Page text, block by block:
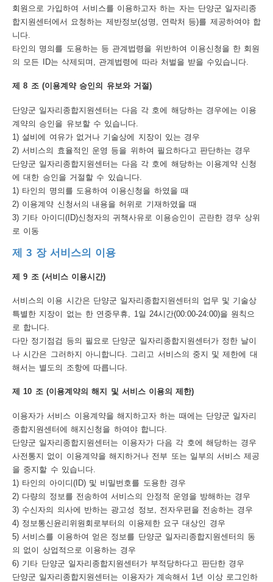
회원으로 가입하여 서비스를 이용하고자 하는 자는 단양군 일자리종
합지원센터에서 요청하는 제반정보(성명, 연락처 등)를 제공하여야 합
니다.
타인의 명의를 도용하는 등 관계법령을 위반하여 이용신청을 한 회원
의 모든 ID는 삭제되며, 관계법령에 따라 처벌을 받을 수있습니다.
제 8 조 (이용계약 승인의 유보와 거절)
단양군 일자리종합지원센터는 다음 각 호에 해당하는 경우에는 이용
계약의 승인을 유보할 수 있습니다.
1) 설비에 여유가 없거나 기술상에 지장이 있는 경우
2) 서비스의 효율적인 운영 등을 위하여 필요하다고 판단하는 경우
단양군 일자리종합지원센터는 다음 각 호에 해당하는 이용계약 신청
에 대한 승인을 거절할 수 있습니다.
1) 타인의 명의를 도용하여 이용신청을 하였을 때
2) 이용계약 신청서의 내용을 허위로 기재하였을 때
3) 기타 아이디(ID)신청자의 귀책사유로 이용승인이 곤란한 경우 상위
로 이동
제 3 장 서비스의 이용
제 9 조 (서비스 이용시간)
서비스의 이용 시간은 단양군 일자리종합지원센터의 업무 및 기술상
특별한 지장이 없는 한 연중무휴, 1일 24시간(00:00-24:00)을 원칙으
로 합니다.
다만 정기점검 등의 필요로 단양군 일자리종합지원센터가 정한 날이
나 시간은 그러하지 아니합니다. 그리고 서비스의 중지 및 제한에 대
해서는 별도의 조항에 따릅니다.
제 10 조 (이용계약의 해지 및 서비스 이용의 제한)
이용자가 서비스 이용계약을 해지하고자 하는 때에는 단양군 일자리
종합지원센터에 해지신청을 하여야 합니다.
단양군 일자리종합지원센터는 이용자가 다음 각 호에 해당하는 경우
사전통지 없이 이용계약을 해지하거나 전부 또는 일부의 서비스 제공
을 중지할 수 있습니다.
1) 타인의 아이디(ID) 및 비밀번호를 도용한 경우
2) 다량의 정보를 전송하여 서비스의 안정적 운영을 방해하는 경우
3) 수신자의 의사에 반하는 광고성 정보, 전자우편을 전송하는 경우
4) 정보통신윤리위원회로부터의 이용제한 요구 대상인 경우
5) 서비스를 이용하여 얻은 정보를 단양군 일자리종합지원센터의 동
의 없이 상업적으로 이용하는 경우
6) 기타 단양군 일자리종합지원센터가 부적당하다고 판단한 경우
단양군 일자리종합지원센터는 이용자가 계속해서 1년 이상 로그인하
부
뷰
어
다
운
로
드
이
용
안
내
이
용